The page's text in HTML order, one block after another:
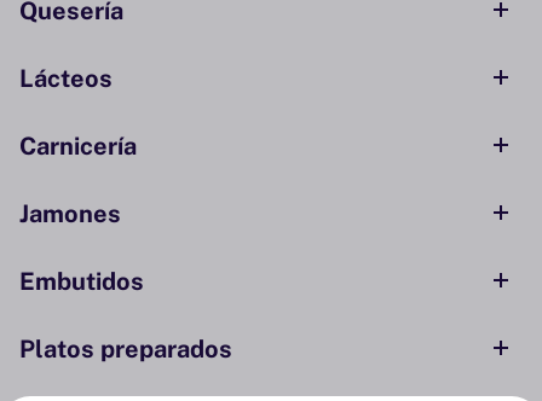
Quesería
Lácteos
Carnicería
Jamones
Embutidos
Platos preparados